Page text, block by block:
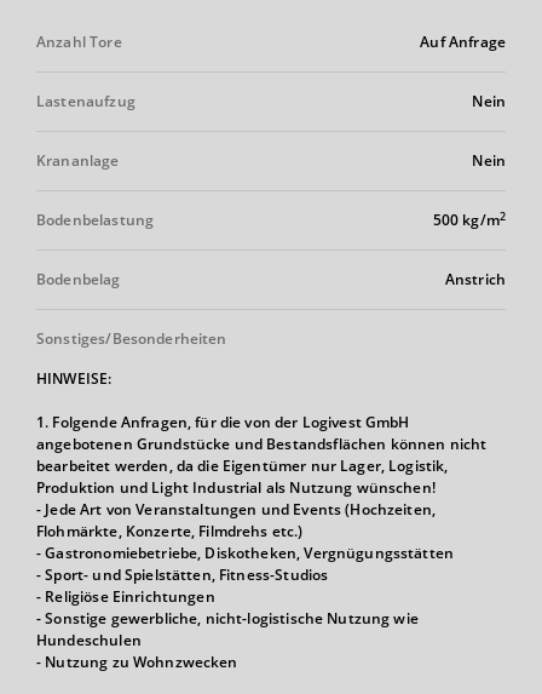
Anzahl Tore Auf Anfrage
Lastenaufzug Nein
Krananlage Nein
Bodenbelastung 500 kg/m2
Bodenbelag Anstrich
Sonstiges/Besonderheiten
HINWEISE:
1. Folgende Anfragen, für die von der Logivest GmbH
angebotenen Grundstücke und Bestandsflächen können nicht
bearbeitet werden, da die Eigentümer nur Lager, Logistik,
Produktion und Light Industrial als Nutzung wünschen!
- Jede Art von Veranstaltungen und Events (Hochzeiten,
Flohmärkte, Konzerte, Filmdrehs etc.)
- Gastronomiebetriebe, Diskotheken, Vergnügungsstätten
- Sport- und Spielstätten, Fitness-Studios
- Religiöse Einrichtungen
- Sonstige gewerbliche, nicht-logistische Nutzung wie
Hundeschulen
- Nutzung zu Wohnzwecken